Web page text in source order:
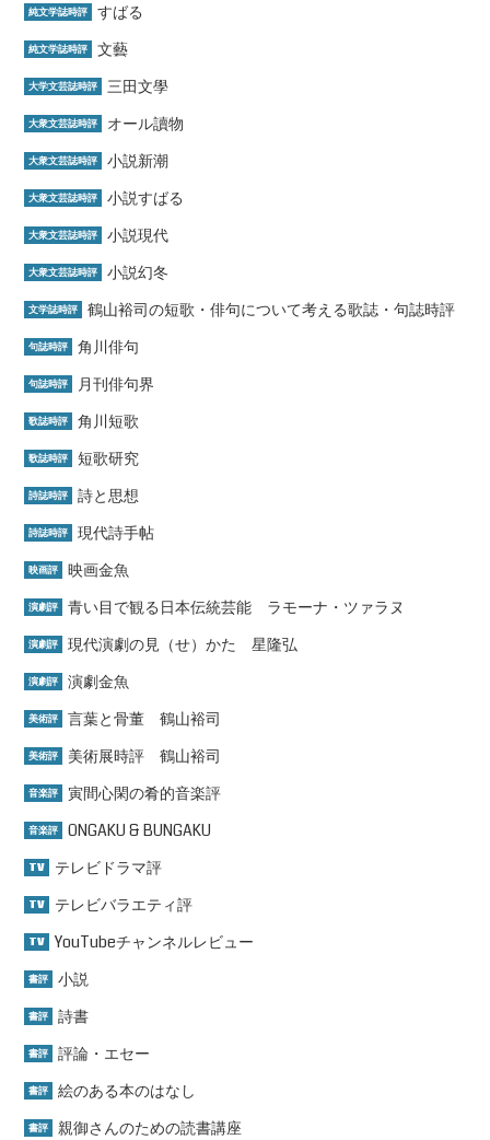
純文学誌時評 すばる
純文学誌時評 文藝
大学文芸誌時評 三田文學
大衆文芸誌時評 オール讀物
大衆文芸誌時評 小説新潮
大衆文芸誌時評 小説すばる
大衆文芸誌時評 小説現代
大衆文芸誌時評 小説幻冬
文学誌時評 鶴山裕司の短歌・俳句について考える歌誌・句誌時評
句誌時評 角川俳句
句誌時評 月刊俳句界
歌誌時評 角川短歌
歌誌時評 短歌研究
詩誌時評 詩と思想
詩誌時評 現代詩手帖
映画評 映画金魚
演劇評 青い目で観る日本伝統芸能 ラモーナ・ツァラヌ
演劇評 現代演劇の見（せ）かた 星隆弘
演劇評 演劇金魚
美術評 言葉と骨董 鶴山裕司
美術評 美術展時評 鶴山裕司
音楽評 寅間心閑の肴的音楽評
音楽評 ONGAKU & BUNGAKU
TV テレビドラマ評
TV テレビバラエティ評
TV YouTubeチャンネルレビュー
書評 小説
書評 詩書
書評 評論・エセー
書評 絵のある本のはなし
書評 親御さんのための読書講座